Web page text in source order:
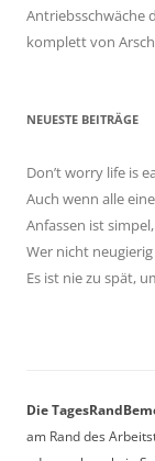
Antriebsschwäche
komplett von
NEUESTE BEITRÄGE
Don’t worry life is
Auch wenn alle
Anfassen ist
Wer nicht
Es ist nie zu spät,
Die
am Rand des